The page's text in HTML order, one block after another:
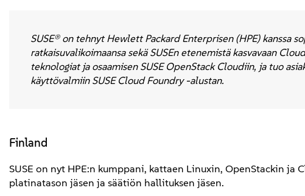
SUSE® on tehnyt Hewlett Packard Enterprisen (HPE) kanssa
ratkaisuvalikoimaansa sekä SUSEn etenemistä kasvavaan
teknologiat ja osaamisen SUSE OpenStack Cloudiin, ja tuo
käyttövalmiin SUSE Cloud Foundry -alustan.
Finland
SUSE on nyt HPE:n kumppani, kattaen Linuxin, OpenStackin ja
platinatason jäsen ja säätiön hallituksen jäsen.